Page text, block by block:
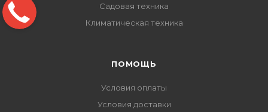
Садовая техника
Климатическая техника
ПОМОЩЬ
Условия оплаты
Условия доставки